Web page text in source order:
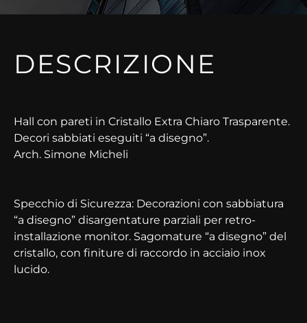
DESCRIZIONE
Hall con pareti in Cristallo Extra Chiaro Trasparente.
Decori sabbiati eseguiti “a disegno”.
Arch. Simone Micheli
Specchio di Sicurezza: Decorazioni con sabbiatura
“a disegno” disargentature parziali per retro-
installazione monitor. Sagomature “a disegno” del
cristallo, con finiture di raccordo in acciaio inox
lucido.